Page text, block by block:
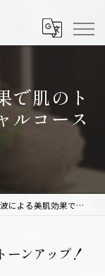
で肌のト
ルコース
効果で肌のトーンアップ！フェイシャルコース誕生♪
ーンアップ！